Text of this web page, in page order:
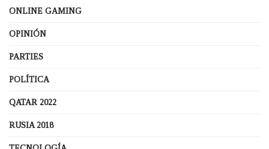
ONLINE GAMING
OPINIÓN
PARTIES
POLÍTICA
QATAR 2022
RUSIA 2018